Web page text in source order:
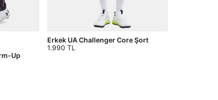
Up
Erkek UA Challenger Core Şort
1.990 TL